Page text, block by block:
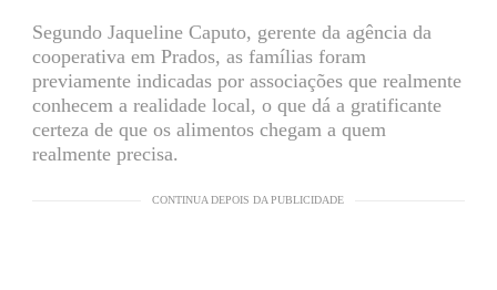
Segundo Jaqueline Caputo, gerente da agência da
cooperativa em Prados, as famílias foram
previamente indicadas por associações que realmente
conhecem a realidade local, o que dá a gratificante
certeza de que os alimentos chegam a quem
realmente precisa.
CONTINUA DEPOIS DA PUBLICIDADE